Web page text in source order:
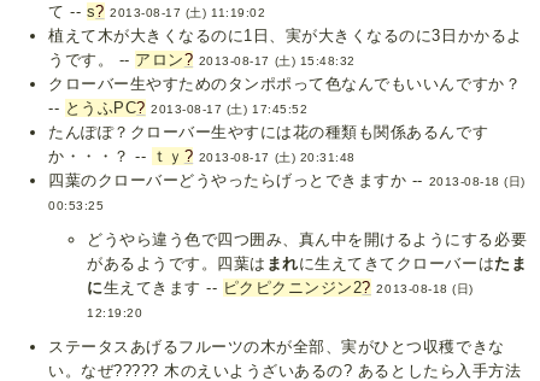
て -- s? 2013-08-17 (土) 11:19:02
植えて木が大きくなるのに1日、実が大きくなるのに3日かかるよ
うです。 -- アロン? 2013-08-17 (土) 15:48:32
クローバー生やすためのタンポポって色なんでもいいんですか？
-- とうふPC? 2013-08-17 (土) 17:45:52
たんぽぽ？クローバー生やすには花の種類も関係あるんです
か・・・？ -- ｔｙ ? 2013-08-17 (土) 20:31:48
四葉のクローバーどうやったらげっとできますか -- 2013-08-18 (日)
00:53:25
どうやら違う色で四つ囲み、真ん中を開けるようにする必要
があるようです。四葉は まれに生えてきてクローバーはたま
に生えてきます -- ピクピクニンジン2? 2013-08-18 (日)
12:19:20
ステータスあげるフルーツの木が全部、実がひとつ収穫できな
い。なぜ????? 木のえいようざいあるの? あるとしたら入手方法